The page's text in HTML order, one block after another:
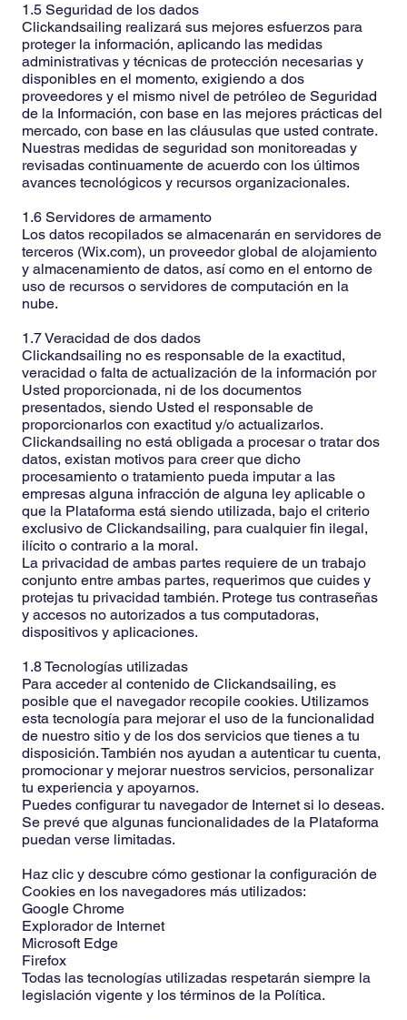
1.5 Seguridad de los dados
Clickandsailing realizará sus mejores esfuerzos para
proteger la información, aplicando las medidas
administrativas y técnicas de protección necesarias y
disponibles en el momento, exigiendo a dos
proveedores y el mismo nivel de petróleo de Seguridad
de la Información, con base en las mejores prácticas del
mercado, con base en las cláusulas que usted contrate.
Nuestras medidas de seguridad son monitoreadas y
revisadas continuamente de acuerdo con los últimos
avances tecnológicos y recursos organizacionales.
1.6 Servidores de armamento
Los datos recopilados se almacenarán en servidores de
terceros (Wix.com), un proveedor global de alojamiento
y almacenamiento de datos, así como en el entorno de
uso de recursos o servidores de computación en la
nube.
1.7 Veracidad de dos dados
Clickandsailing no es responsable de la exactitud,
veracidad o falta de actualización de la información por
Usted proporcionada, ni de los documentos
presentados, siendo Usted el responsable de
proporcionarlos con exactitud y/o actualizarlos.
Clickandsailing no está obligada a procesar o tratar dos
datos, existan motivos para creer que dicho
procesamiento o tratamiento pueda imputar a las
empresas alguna infracción de alguna ley aplicable o
que la Plataforma está siendo utilizada, bajo el criterio
exclusivo de Clickandsailing, para cualquier fin ilegal,
ilícito o contrario a la moral.
La privacidad de ambas partes requiere de un trabajo
conjunto entre ambas partes, requerimos que cuides y
protejas tu privacidad también. Protege tus contraseñas
y accesos no autorizados a tus computadoras,
dispositivos y aplicaciones.
1.8 Tecnologías utilizadas
Para acceder al contenido de Clickandsailing, es
posible que el navegador recopile cookies. Utilizamos
esta tecnología para mejorar el uso de la funcionalidad
de nuestro sitio y de los dos servicios que tienes a tu
disposición. También nos ayudan a autenticar tu cuenta,
promocionar y mejorar nuestros servicios, personalizar
tu experiencia y apoyarnos.
Puedes configurar tu navegador de Internet si lo deseas.
Se prevé que algunas funcionalidades de la Plataforma
puedan verse limitadas.
Haz clic y descubre cómo gestionar la configuración de
Cookies en los navegadores más utilizados:
Google Chrome
Explorador de Internet
Microsoft Edge
Firefox
Todas las tecnologías utilizadas respetarán siempre la
legislación vigente y los términos de la Política.